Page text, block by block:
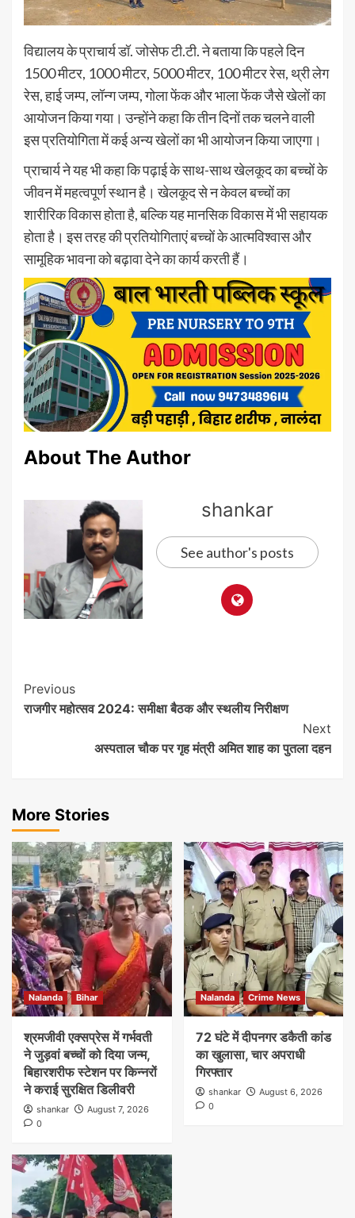
विद्यालय के प्राचार्य डॉ. जोसेफ टी.टी. ने बताया कि पहले दिन
1500 मीटर, 1000 मीटर, 5000 मीटर, 100 मीटर रेस, थ्री लेग
रेस, हाई जम्प, लॉन्ग जम्प, गोला फेंक और भाला फेंक जैसे खेलों का
आयोजन किया गया। उन्होंने कहा कि तीन दिनों तक चलने वाली
इस प्रतियोगिता में कई अन्य खेलों का भी आयोजन किया जाएगा।
प्राचार्य ने यह भी कहा कि पढ़ाई के साथ-साथ खेलकूद का बच्चों के
जीवन में महत्वपूर्ण स्थान है। खेलकूद से न केवल बच्चों का
शारीरिक विकास होता है, बल्कि यह मानसिक विकास में भी सहायक
होता है। इस तरह की प्रतियोगिताएं बच्चों के आत्मविश्वास और
सामूहिक भावना को बढ़ावा देने का कार्य करती हैं।
About The Author
shankar
See author's posts
Post
Navigation
Previous
राजगीर महोत्सव 2024: समीक्षा बैठक और स्थलीय निरीक्षण
Next
अस्पताल चौक पर गृह मंत्री अमित शाह का पुतला दहन
More Stories
Nalanda Bihar
श्रमजीवी एक्सप्रेस में गर्भवती
ने जुड़वां बच्चों को दिया जन्म,
बिहारशरीफ स्टेशन पर किन्नरों
ने कराई सुरक्षित डिलीवरी
shankar
August 7, 2026
0
Nalanda Crime News
72 घंटे में दीपनगर डकैती कांड
का खुलासा, चार अपराधी
गिरफ्तार
shankar
August 6, 2026
0